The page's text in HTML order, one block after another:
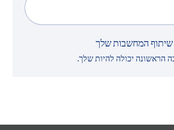
שיתוף המחשבות שלך
הראשונה יכולה להיות שלך.